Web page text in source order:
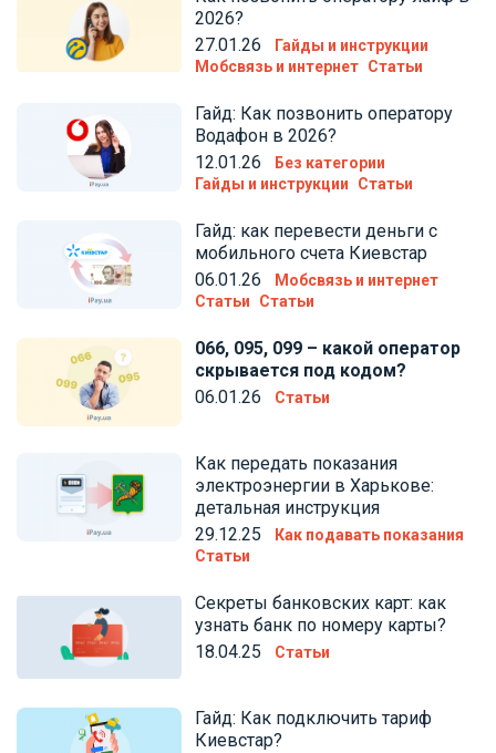
2026?
27.01.26
Гайды и инструкции
Мобсвязь и интернет Статьи
Гайд: Как позвонить оператору
Водафон в 2026?
12.01.26
Без категории
Гайды и инструкции
Статьи
Гайд: как перевести деньги с
мобильного счета Киевстар
06.01.26
Мобсвязь и интернет
Статьи
Статьи
066, 095, 099 – какой оператор
скрывается под кодом?
06.01.26
Статьи
Как передать показания
электроэнергии в Харькове:
детальная инструкция
29.12.25
Как подавать показания
Статьи
Секреты банковских карт: как
узнать банк по номеру карты?
18.04.25
Статьи
Гайд: Как подключить тариф
Киевстар?